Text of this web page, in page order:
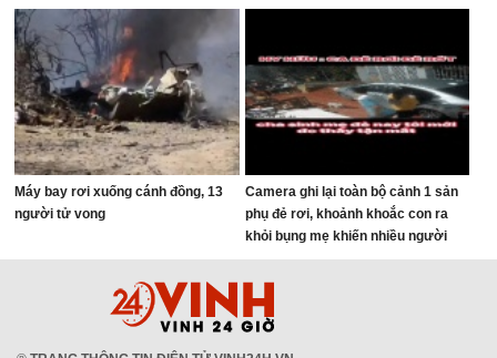
Máy bay rơi xuống cánh đồng, 13
người tử vong
Camera ghi lại toàn bộ cảnh 1 sản
phụ đẻ rơi, khoảnh khoắc con ra
khỏi bụng mẹ khiến nhiều người
thót tim